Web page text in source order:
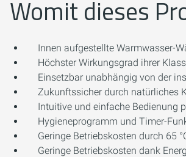
Womit dieses
Innen aufgestellte Warmwasser-
Höchster Wirkungsgrad ihrer
Einsetzbar unabhängig von der
Zukunftssicher durch natürliches
Intuitive und einfache Bedienung
Hygieneprogramm und Timer-
Geringe Betriebskosten durch 65
Geringe Betriebskosten dank